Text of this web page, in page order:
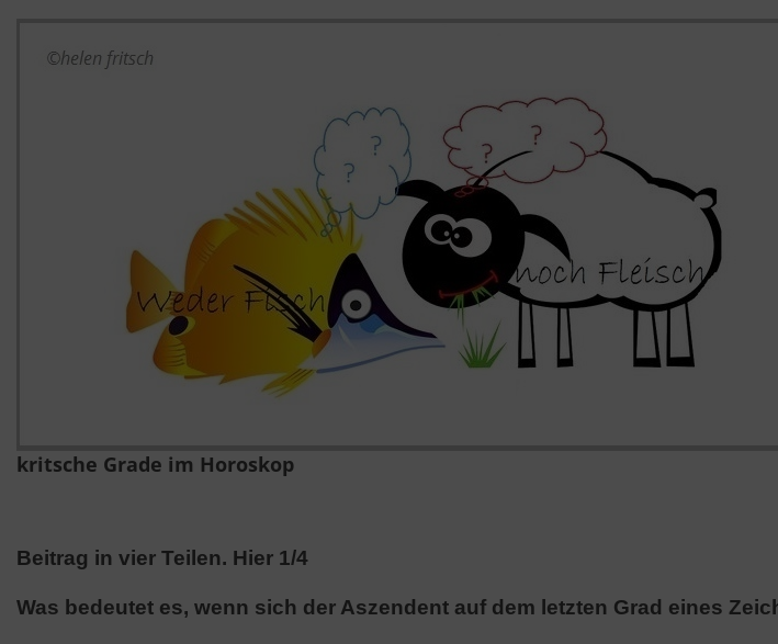
kritsche Grade im Horoskop
Beitrag in vier Teilen. Hier 1/4
Was bedeutet es, wenn sich der Aszendent auf dem letzten Grad eines